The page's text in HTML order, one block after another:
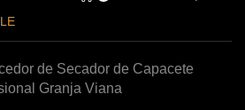
de Secador de Capacete
Granja Viana